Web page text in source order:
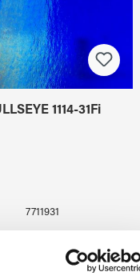
1114-31Fi
7711931